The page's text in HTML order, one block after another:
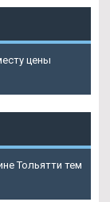
цены
Тольятти тем